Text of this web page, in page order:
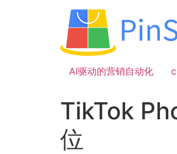
AI驱动的营销自动化
TikTok
位